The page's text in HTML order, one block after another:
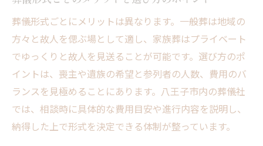
葬儀形式ごとにメリットは異なります。一般葬は地域の
方々と故人を偲ぶ場として適し、家族葬はプライベート
でゆっくりと故人を見送ることが可能です。選び方のポ
イントは、喪主や遺族の希望と参列者の人数、費用のバ
ランスを見極めることにあります。八王子市内の葬儀社
では、相談時に具体的な費用目安や進行内容を説明し、
納得した上で形式を決定できる体制が整っています。